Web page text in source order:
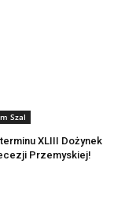
Szal
XLIII Dożynek
Przemyskiej!